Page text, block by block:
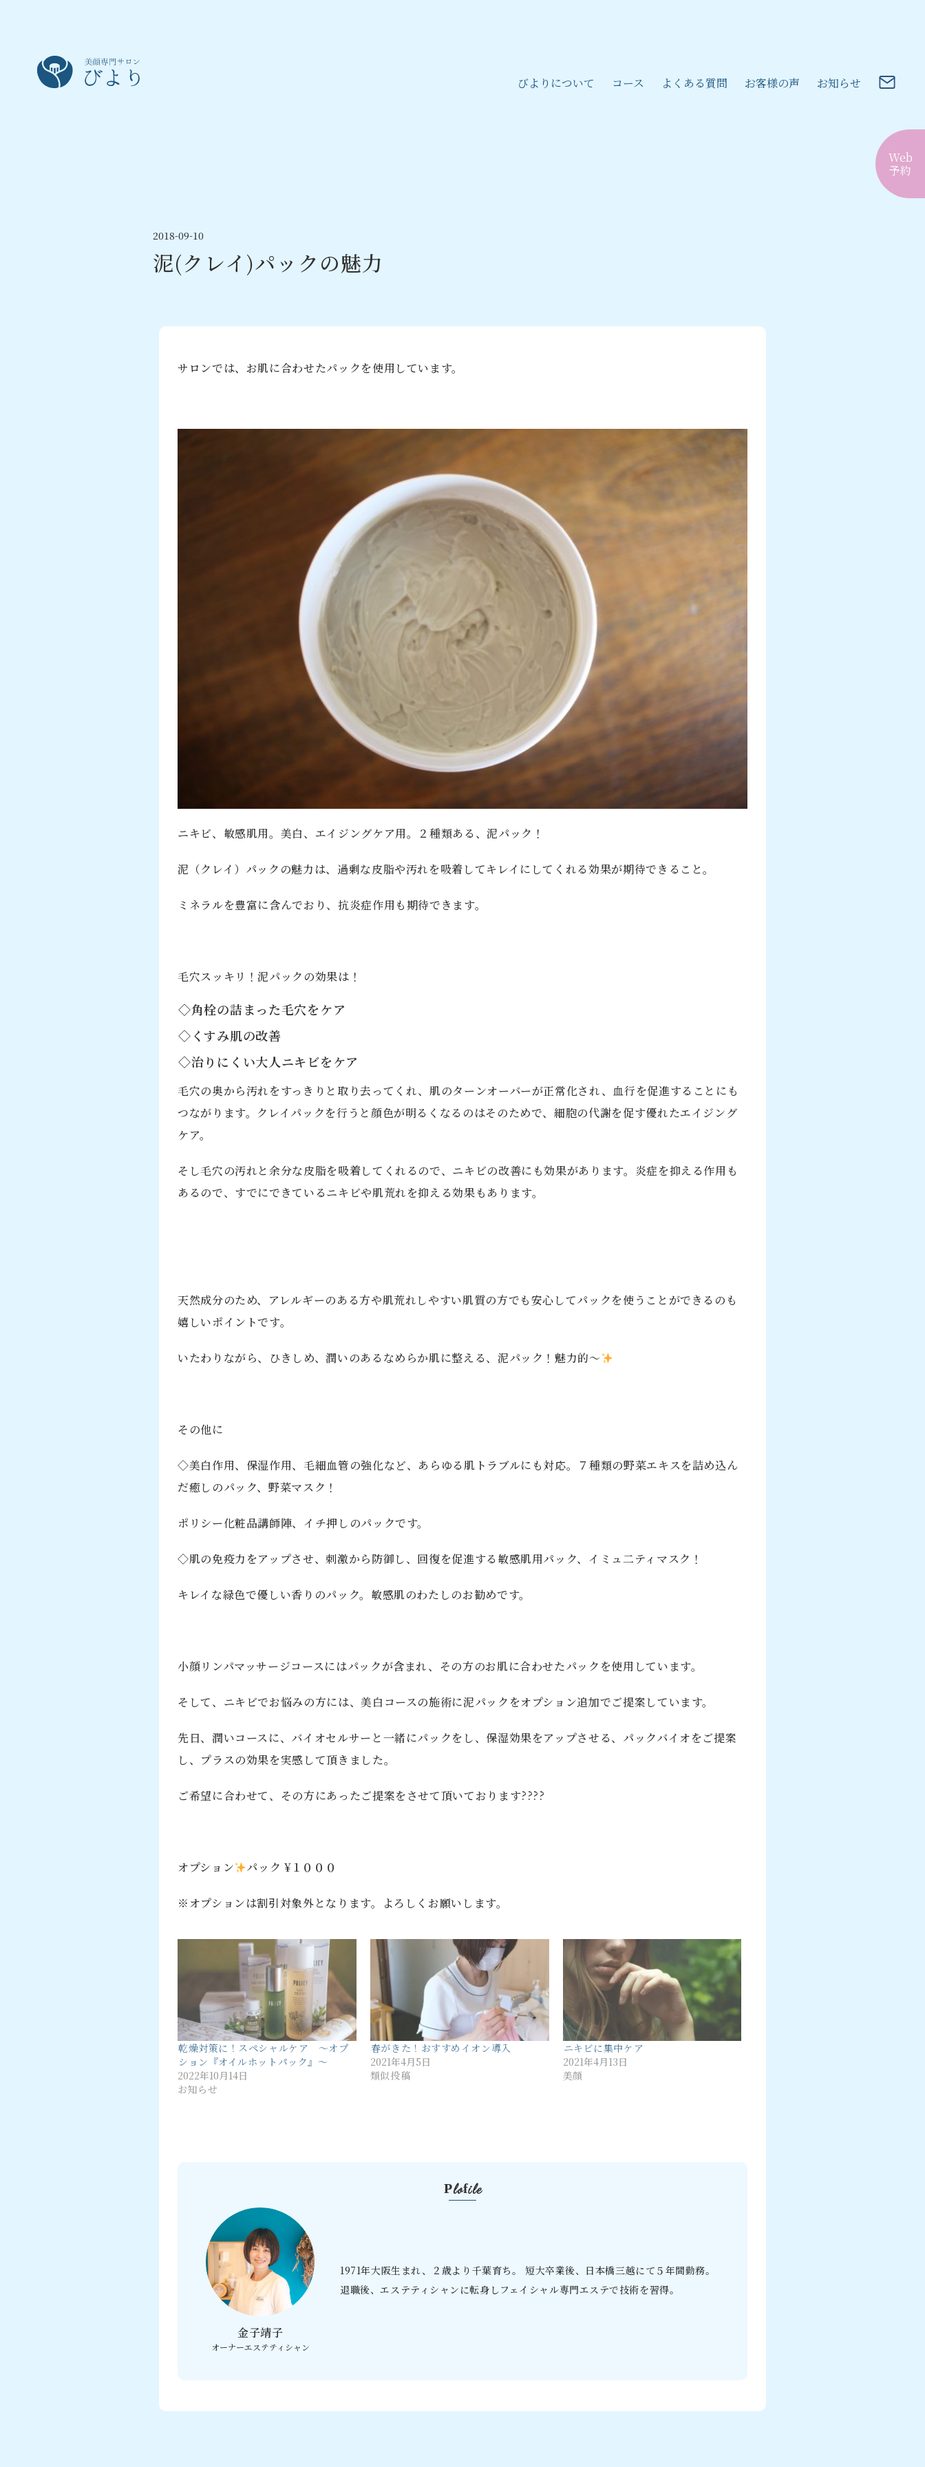
びよりについて コース よくある質問 お客様の声 お知らせ
Web
予約
2018-09-10
泥(クレイ)パックの魅力
サロンでは、お肌に合わせたパックを使用しています。
ニキビ、敏感肌用。美白、エイジングケア用。２種類ある、泥パック！
泥（クレイ）パックの魅力は、過剰な皮脂や汚れを吸着してキレイにしてくれる効果が期待できること。
ミネラルを豊富に含んでおり、抗炎症作用も期待できます。
毛穴スッキリ！泥パックの効果は！
◇角栓の詰まった毛穴をケア
◇くすみ肌の改善
◇治りにくい大人ニキビをケア
毛穴の奥から汚れをすっきりと取り去ってくれ、肌のターンオーバーが正常化され、血行を促進することにも
つながります。クレイパックを行うと顔色が明るくなるのはそのためで、細胞の代謝を促す優れたエイジング
ケア。
そし毛穴の汚れと余分な皮脂を吸着してくれるので、ニキビの改善にも効果があります。炎症を抑える作用も
あるので、すでにできているニキビや肌荒れを抑える効果もあります。
天然成分のため、アレルギーのある方や肌荒れしやすい肌質の方でも安心してパックを使うことができるのも
嬉しいポイントです。
いたわりながら、ひきしめ、潤いのあるなめらか肌に整える、泥パック！魅力的〜
その他に
◇美白作用、保湿作用、毛細血管の強化など、あらゆる肌トラブルにも対応。７種類の野菜エキスを詰め込ん
だ癒しのパック、野菜マスク！
ポリシー化粧品講師陣、イチ押しのパックです。
◇肌の免疫力をアップさせ、刺激から防御し、回復を促進する敏感肌用パック、イミュ二ティマスク！
キレイな緑色で優しい香りのパック。敏感肌のわたしのお勧めです。
小顔リンパマッサージコースにはパックが含まれ、その方のお肌に合わせたパックを使用しています。
そして、ニキビでお悩みの方には、美白コースの施術に泥パックをオプション追加でご提案しています。
先日、潤いコースに、バイオセルサーと一緒にパックをし、保湿効果をアップさせる、パックバイオをご提案
し、プラスの効果を実感して頂きました。
ご希望に合わせて、その方にあったご提案をさせて頂いております????
オプション パック ¥１０００
※オプションは割引対象外となります。よろしくお願いします。
乾燥対策に！スペシャルケア 〜オプ
ション『オイルホットパック』〜
2022年10月14日
お知らせ
春がきた！おすすめイオン導入
2021年4月5日
類似投稿
ニキビに集中ケア
2021年4月13日
美顔
Plofile
金子靖子
オーナーエステティシャン
1971年大阪生まれ、２歳より千葉育ち。 短大卒業後、日本橋三越にて５年間勤務。
退職後、エステティシャンに転身しフェイシャル専門エステで技術を習得。